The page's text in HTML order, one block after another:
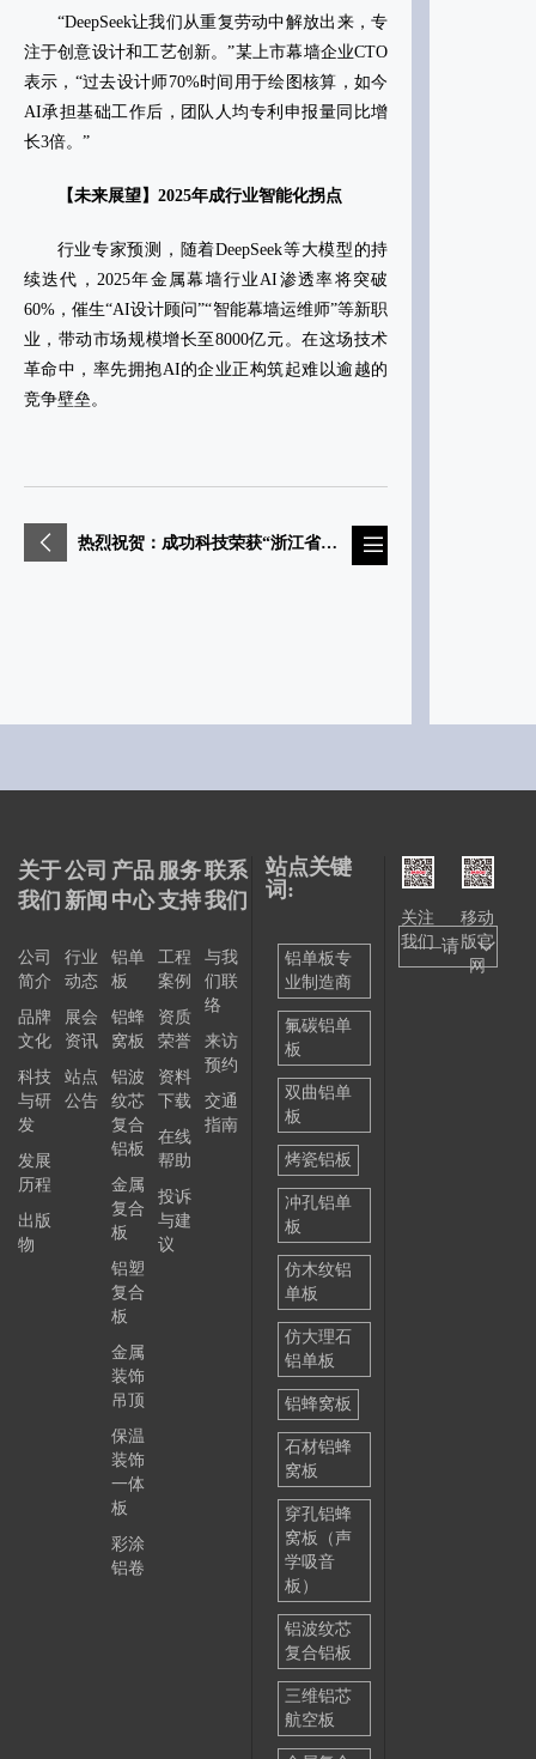
“DeepSeek让我们从重复劳动中解放出来，专
注于创意设计和工艺创新。”某上市幕墙企业CTO
表示，“过去设计师70%时间用于绘图核算，如今
AI承担基础工作后，团队人均专利申报量同比增
长3倍。”
【未来展望】2025年成行业智能化拐点‌
行业专家预测，随着DeepSeek等大模型的持
续迭代，2025年金属幕墙行业AI渗透率将突破
60%，催生“AI设计顾问”“智能幕墙运维师”等新职
业，带动市场规模增长至8000亿元。在这场技术
革命中，率先拥抱AI的企业正构筑起难以逾越的
竞争壁垒。
热烈祝贺：成功科技荣获“浙江省专精特新中小企业”称号‌
关于
我们
公司
简介
品牌
文化
科技
与研
发
发展
历程
出版
物
公司
新闻
行业
动态
展会
资讯
站点
公告
产品
中心
铝单
板
铝蜂
窝板
铝波
纹芯
复合
铝板
金属
复合
板
铝塑
复合
板
金属
装饰
吊顶
保温
装饰
一体
板
彩涂
铝卷
服务
支持
工程
案例
资质
荣誉
资料
下载
在线
帮助
投诉
与建
议
联系
我们
与我
们联
络
来访
预约
交通
指南
站点关键
词:
铝单板专
业制造商
氟碳铝单
板
双曲铝单
板
烤瓷铝板
冲孔铝单
板
仿木纹铝
单板
仿大理石
铝单板
铝蜂窝板
石材铝蜂
窝板
穿孔铝蜂
窝板（声
学吸音
板）
铝波纹芯
复合铝板
三维铝芯
航空板
关注
我们
移动
版官
网
——请